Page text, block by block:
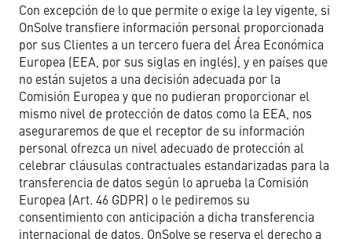
Con excepción de lo que permite o exige la ley vigente, si
OnSolve transfiere información personal proporcionada
por sus Clientes a un tercero fuera del Área Económica
Europea (EEA, por sus siglas en inglés), y en países que
no están sujetos a una decisión adecuada por la
Comisión Europea y que no pudieran proporcionar el
mismo nivel de protección de datos como la EEA, nos
aseguraremos de que el receptor de su información
personal ofrezca un nivel adecuado de protección al
celebrar cláusulas contractuales estandarizadas para la
transferencia de datos según lo aprueba la Comisión
Europea (Art. 46 GDPR) o le pediremos su
consentimiento con anticipación a dicha transferencia
internacional de datos. OnSolve se reserva el derecho a